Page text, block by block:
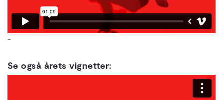
-
Se også årets vignetter: